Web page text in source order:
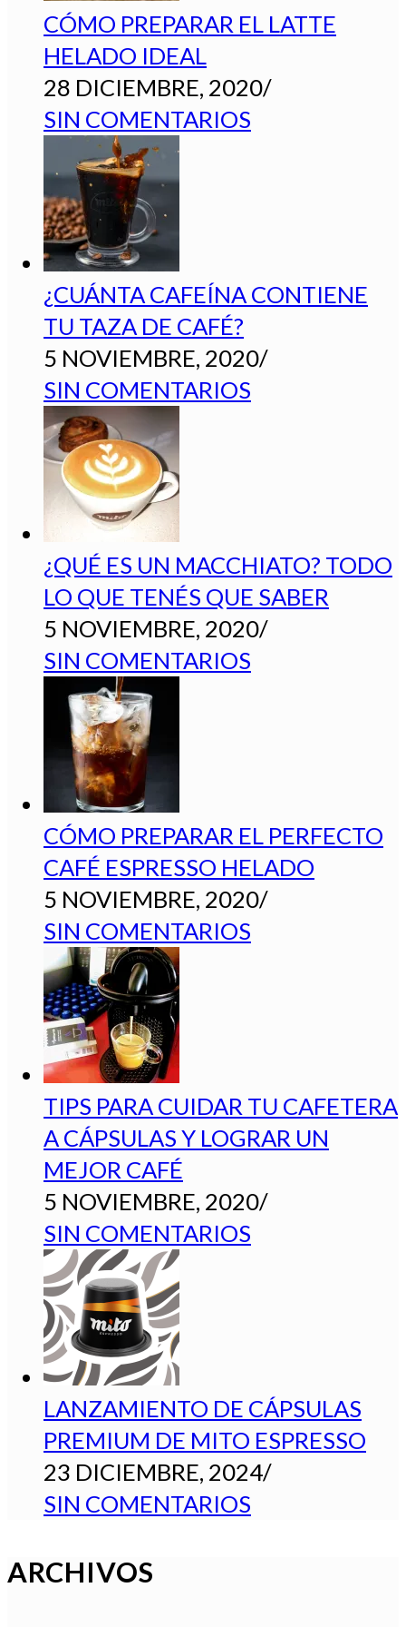
CÓMO PREPARAR EL LATTE
HELADO IDEAL
28 DICIEMBRE, 2020/
SIN COMENTARIOS
¿CUÁNTA CAFEÍNA CONTIENE
TU TAZA DE CAFÉ?
5 NOVIEMBRE, 2020/
SIN COMENTARIOS
¿QUÉ ES UN MACCHIATO? TODO
LO QUE TENÉS QUE SABER
5 NOVIEMBRE, 2020/
SIN COMENTARIOS
CÓMO PREPARAR EL PERFECTO
CAFÉ ESPRESSO HELADO
5 NOVIEMBRE, 2020/
SIN COMENTARIOS
TIPS PARA CUIDAR TU CAFETERA
A CÁPSULAS Y LOGRAR UN
MEJOR CAFÉ
5 NOVIEMBRE, 2020/
SIN COMENTARIOS
LANZAMIENTO DE CÁPSULAS
PREMIUM DE MITO ESPRESSO
23 DICIEMBRE, 2024/
SIN COMENTARIOS
ARCHIVOS